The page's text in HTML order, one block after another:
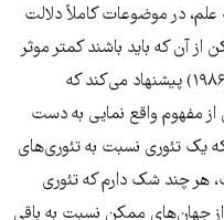
در موضوعات کاملاً دلالت
آن که باید باشند کمتر موثر
واقع می‌‌‌شوند. برای مثال، دیوید لوئیس (۱۹۸۶) پیشنهاد می‌‌‌کند که
مفهوم واقع نمایی به دست
یک تئوری نسبت به تئوری‌های
هر چند شک دارم که تئوری
جهان‌‌‌های ممکن نسبت به باقی